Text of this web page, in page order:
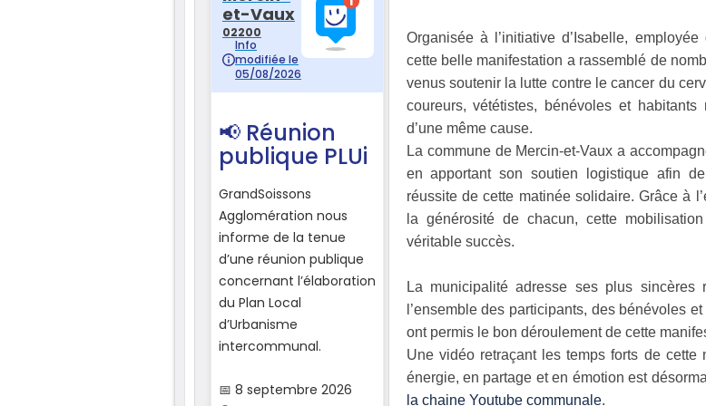
Organisée à l’initiative d’Isabelle,
cette belle manifestation a rassemblé de
venus soutenir la lutte contre le cancer du
coureurs, vététistes, bénévoles et habitants
d’une même cause.
La commune de Mercin-et-Vaux a
en apportant son soutien logistique afin
réussite de cette matinée solidaire. Grâce à
la générosité de chacun, cette
véritable succès.
La municipalité adresse ses plus sincères
l’ensemble des participants, des bénévoles
ont permis le bon déroulement de cette
Une vidéo retraçant les temps forts de cette
énergie, en partage et en émotion est
la chaine Youtube communale.